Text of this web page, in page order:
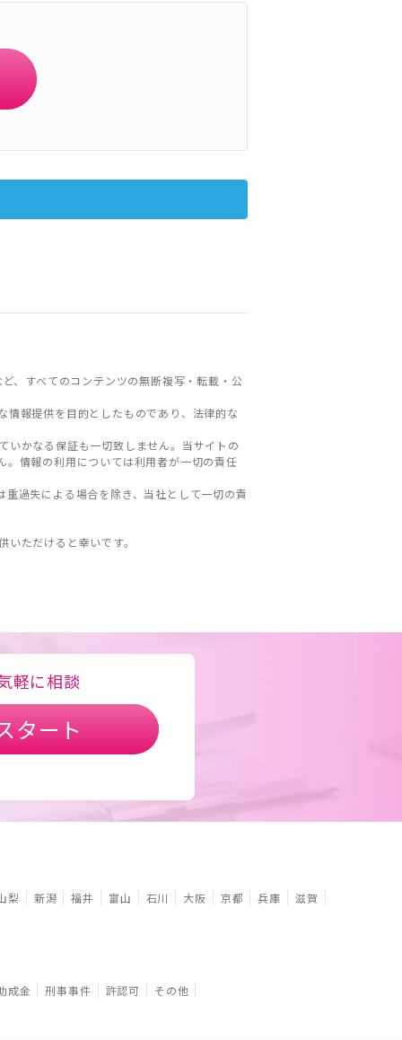
、すべてのコンテンツの無断複写・転載・公
情報提供を目的としたものであり、法律的な
いかなる保証も一切致しません。当サイトの
情報の利用については利用者が一切の責任
過失による場合を除き、当社として一切の責
ただけると幸いです。
軽に相談
タート
梨 新潟 福井 富山 石川 大阪 京都 兵庫
滋賀
成金 刑事事件 許認可 その他